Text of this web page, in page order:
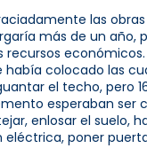
las
más de un año,
recursos
había colocado las
el techo, pero
esperaban ser
enlosar el suelo,
eléctrica, poner